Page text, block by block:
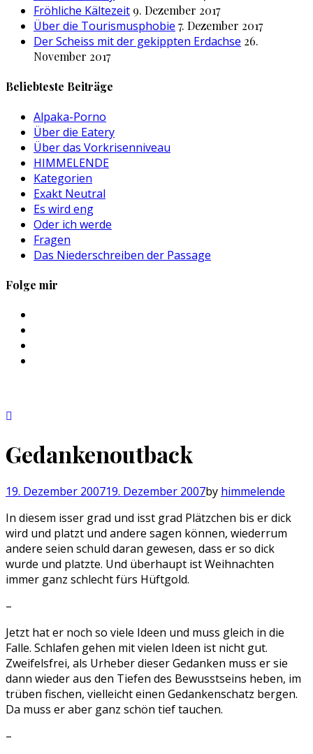
Fröhliche Kältezeit 9. Dezember 2017
Über die Tourismusphobie 7. Dezember 2017
Der Scheiss mit der gekippten Erdachse 26.
November 2017
Beliebteste Beiträge
Alpaka-Porno
Über die Eatery
Über das Vorkrisenniveau
HIMMELENDE
Kategorien
Exakt Neutral
Es wird eng
Oder ich werde
Fragen
Das Niederschreiben der Passage
Folge mir
Gedankenoutback
19. Dezember 200719. Dezember 2007by himmelende
In diesem isser grad und isst grad Plätzchen bis er dick
wird und platzt und andere sagen können, wiederrum
andere seien schuld daran gewesen, dass er so dick
wurde und platzte. Und überhaupt ist Weihnachten
immer ganz schlecht fürs Hüftgold.
–
Jetzt hat er noch so viele Ideen und muss gleich in die
Falle. Schlafen gehen mit vielen Ideen ist nicht gut.
Zweifelsfrei, als Urheber dieser Gedanken muss er sie
dann wieder aus den Tiefen des Bewusstseins heben, im
trüben fischen, vielleicht einen Gedankenschatz bergen.
Da muss er aber ganz schön tief tauchen.
–